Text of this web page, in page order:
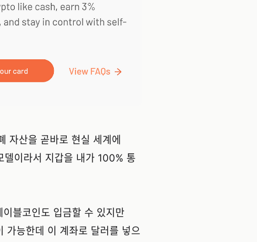
자산을 곧바로 현실 세계에
델이라서 지갑을 내가 100% 통
이블코인도 입금할 수 있지만
가능한데 이 계좌로 달러를 넣으